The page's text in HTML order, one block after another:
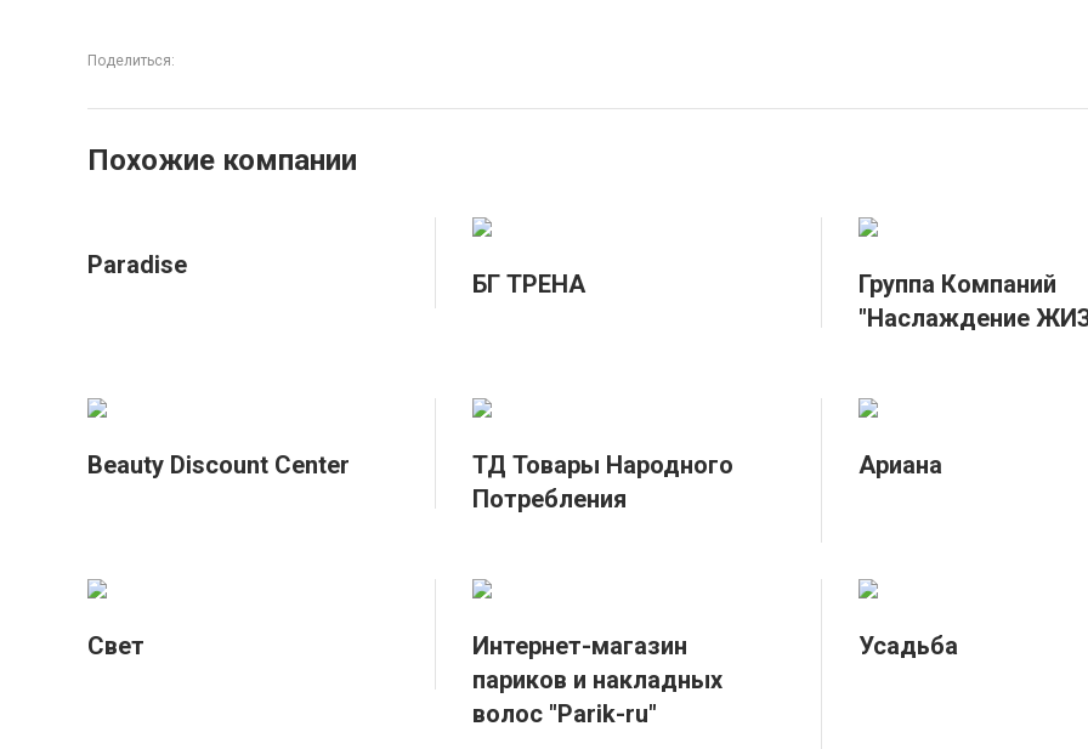
Поделиться:
Похожие компании
Paradise
БГ ТРЕНА
Группа Компаний
"Наслаждение
Beauty Discount Center
ТД Товары Народного
Потребления
Ариана
Свет
Интернет-магазин
париков и накладных
волос "Parik-ru"
Усадьба